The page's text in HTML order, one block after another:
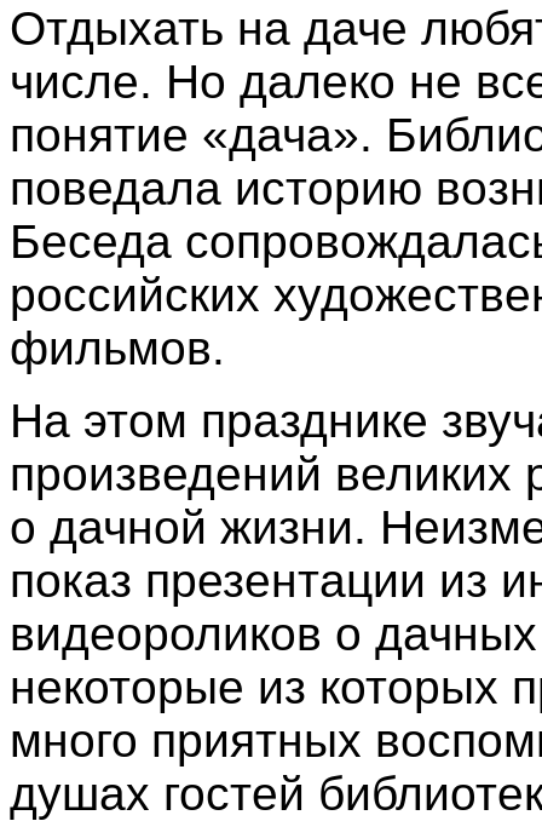
Отдыхать на даче
числе. Но далеко не
понятие «дача».
поведала историю
Беседа
российских
фильмов.
На этом празднике
произведений великих
о дачной жизни.
показ презентации из
видеороликов о
некоторые из которых
много приятных
душах гостей